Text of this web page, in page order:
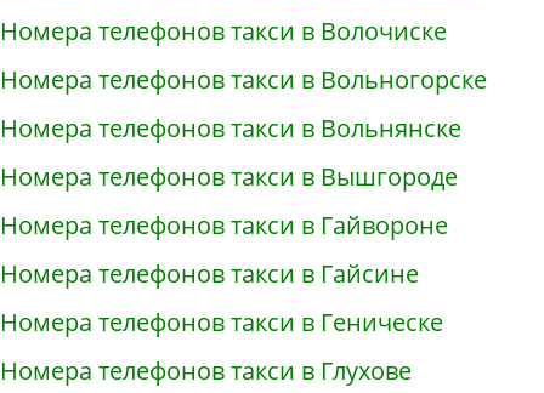
Номера телефонов такси в Волочиске
Номера телефонов такси в Вольногорске
Номера телефонов такси в Вольнянске
Номера телефонов такси в Вышгороде
Номера телефонов такси в Гайвороне
Номера телефонов такси в Гайсине
Номера телефонов такси в Геническе
Номера телефонов такси в Глухове